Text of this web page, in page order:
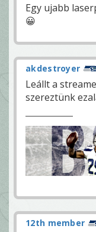
Egy ujabb
😀
akdestroyer
Leállt a
szereztünk
12th member